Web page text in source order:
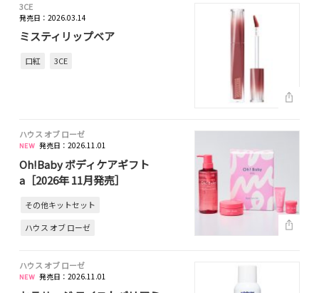
3CE
発売日：2026.03.14
ミスティリップベア
口紅 3CE
ハウス オブ ローゼ
発売日：2026.11.01
Oh!Baby ボディケアギフト
a［2026年 11月発売］
その他キットセット
ハウス オブ ローゼ
ハウス オブ ローゼ
発売日：2026.11.01